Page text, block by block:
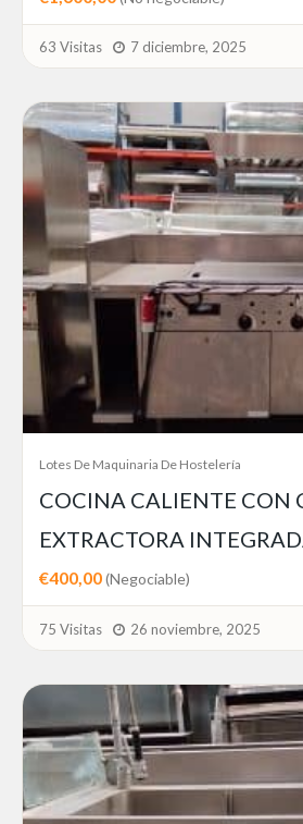
63 Visitas 7 diciembre, 2025
Lotes De Maquinaria De Hostelería
COCINA CALIENTE CON
EXTRACTORA
€400,00(Negociable)
75 Visitas 26 noviembre, 2025